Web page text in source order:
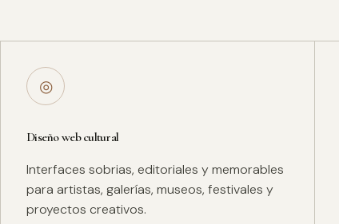
◎
Diseño web cultural
Interfaces sobrias, editoriales y memorables
para artistas, galerías, museos, festivales y
proyectos creativos.